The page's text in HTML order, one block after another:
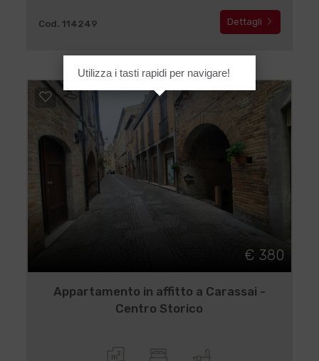
Cod. 114249 Dettagli
€ 380
Appartamento in affitto a Carassai -
Centro Storico
Utilizza i tasti rapidi per navigare!